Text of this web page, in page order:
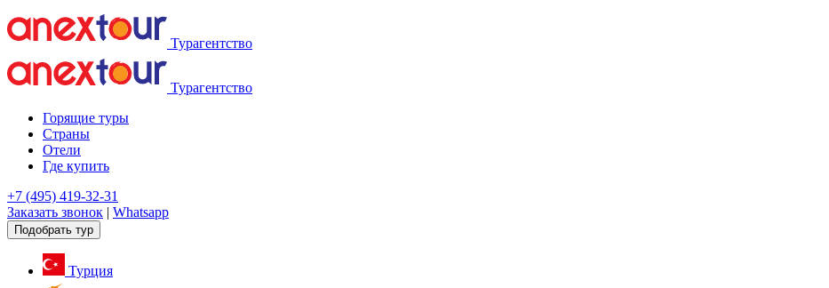
Турагентство
Турагентство
Горящие туры
Страны
Отели
Где купить
+7 (495) 419-32-31
Заказать звонок | Whatsapp
Подобрать тур
Турция